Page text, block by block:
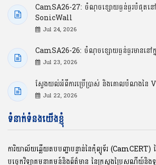
CamSA26-27: ចំណុចខ្សោយធ្ងន់ធ្ងរបំផុត
SonicWall
Jul 24, 2026
CamSA26-26: ចំណុចខ្សោយធ្ងន់ធ្ងរមាននៅ
Jul 23, 2026
ស្វែងយល់អំពីការប្រើប្រាស់ និងគោលបំណងនៃ
Jul 22, 2026
ទំនាក់ទំនងយើងខ្ញុំ
ការិយាល័យឆ្លើយតបបញ្ហាបន្ទាន់នៃកុំព្យូទ័រ (CamCERT)
បច្ចេកវិទ្យាគមនាគមន៍និងព័ត៌មាន នៃក្រសួងប្រៃសណីយ៍និ